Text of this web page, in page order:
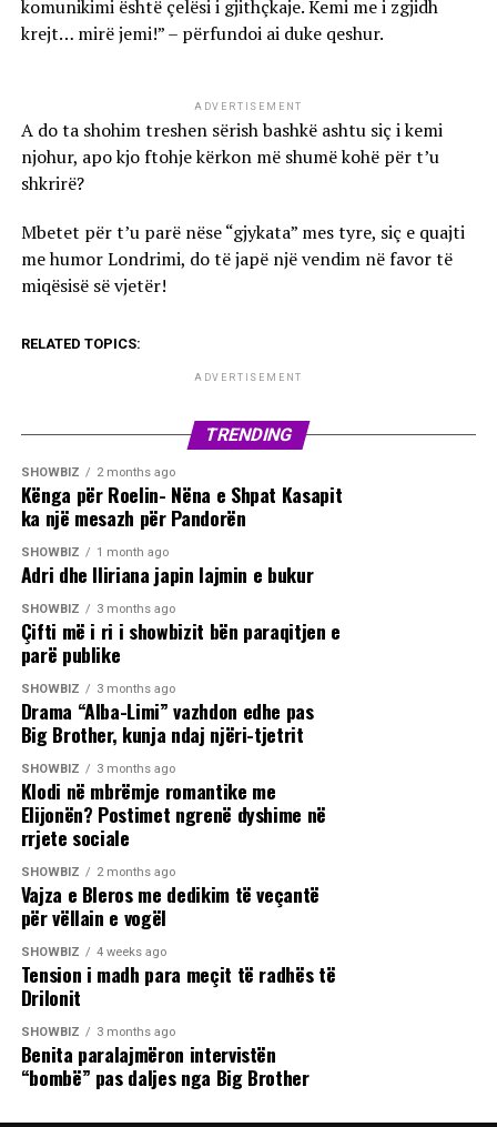
komunikimi është çelësi i gjithçkaje. Kemi me i zgjidh
krejt… mirë jemi!” – përfundoi ai duke qeshur.
ADVERTISEMENT
A do ta shohim treshen sërish bashkë ashtu siç i kemi
njohur, apo kjo ftohje kërkon më shumë kohë për t’u
shkrirë?
Mbetet për t’u parë nëse “gjykata” mes tyre, siç e quajti
me humor Londrimi, do të japë një vendim në favor të
miqësisë së vjetër!
RELATED TOPICS:
ADVERTISEMENT
TRENDING
SHOWBIZ 2 months ago
Kënga për Roelin- Nëna e Shpat Kasapit
ka një mesazh për Pandorën
SHOWBIZ 1 month ago
Adri dhe Iliriana japin lajmin e bukur
SHOWBIZ 3 months ago
Çifti më i ri i showbizit bën paraqitjen e
parë publike
SHOWBIZ 3 months ago
Drama “Alba-Limi” vazhdon edhe pas
Big Brother, kunja ndaj njëri-tjetrit
SHOWBIZ 3 months ago
Klodi në mbrëmje romantike me
Elijonën? Postimet ngrenë dyshime në
rrjete sociale
SHOWBIZ 2 months ago
Vajza e Bleros me dedikim të veçantë
për vëllain e vogël
SHOWBIZ 4 weeks ago
Tension i madh para meçit të radhës të
Drilonit
SHOWBIZ 3 months ago
Benita paralajmëron intervistën
“bombë” pas daljes nga Big Brother